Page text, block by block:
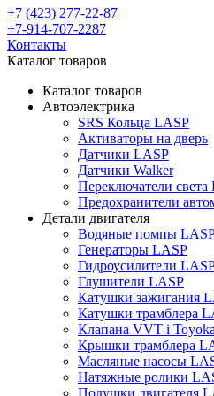
+7 (423) 277-22-87
+7-914-707-2287
Контакты
Каталог товаров
Каталог товаров
Автоэлектрика
SRS Кольца LASP
Активаторы на дверь
Датчики LASP
Датчики Walker
Переключатели света
Предохранители
Детали двигателя
Водяные помпы
Генераторы LASP
Гидроусилители
Глушители LASP
Катушки зажигания
Катушки трамблера
Клапана VVT-i
Крышки трамблера
Масляные насосы
Натяжные ролики
Подушки двигателя